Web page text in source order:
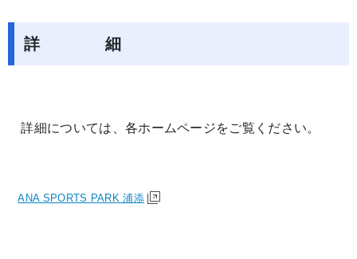
詳 細
詳細については、各ホームページをご覧ください。
ANA SPORTS PARK 浦添